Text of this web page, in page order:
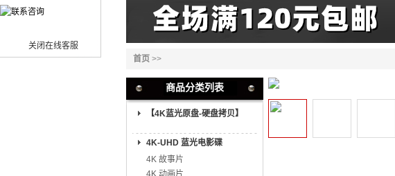
关闭在线客服
首页 >>
商品分类列表
【4K蓝光原盘-硬盘拷贝】
4K-UHD 蓝光电影碟
4K 故事片
4K 动画片